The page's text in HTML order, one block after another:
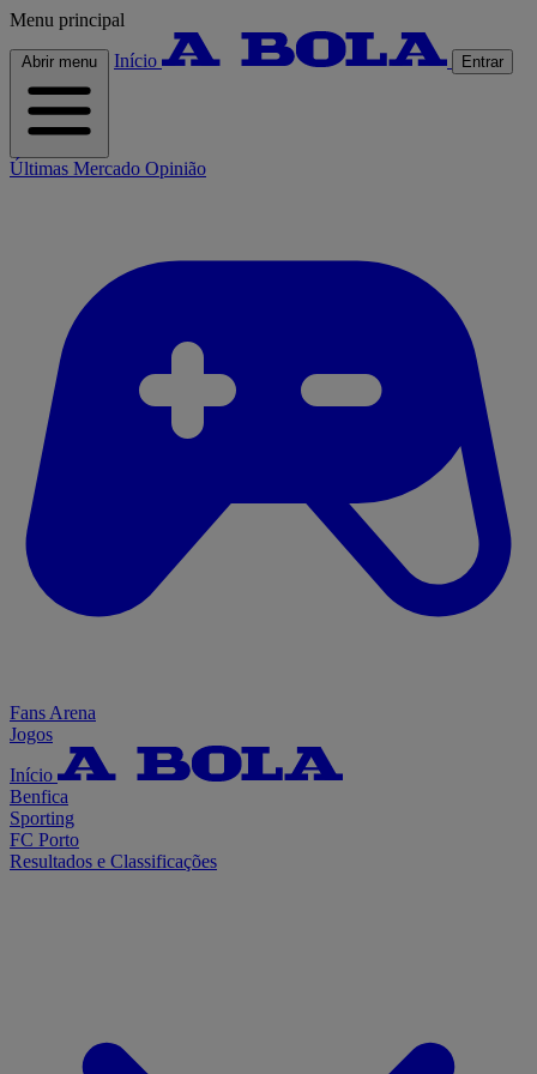
Menu principal
Abrir menu Início Entrar
Últimas Mercado Opinião
Fans Arena
Jogos
Início
Benfica
Sporting
FC Porto
Resultados e Classificações